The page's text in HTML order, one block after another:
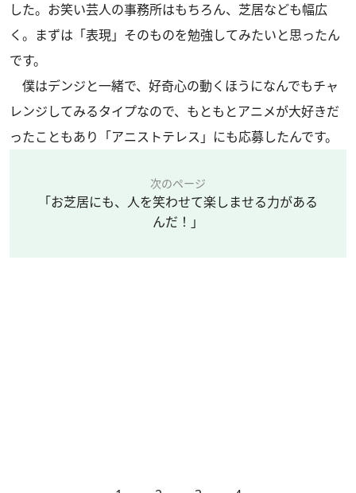
した。お笑い芸人の事務所はもちろん、芝居なども幅広
く。まずは「表現」そのものを勉強してみたいと思ったん
です。
僕はデンジと一緒で、好奇心の動くほうになんでもチャ
レンジしてみるタイプなので、もともとアニメが大好きだ
ったこともあり「アニストテレス」にも応募したんです。
次のページ
「お芝居にも、人を笑わせて楽しませる力がある
んだ！」